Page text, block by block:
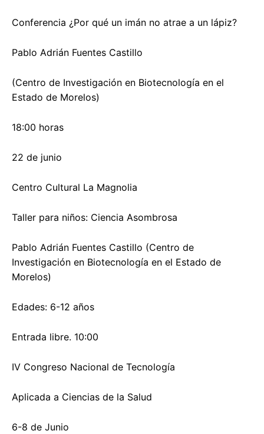
Conferencia ¿Por qué un imán no atrae a un lápiz?
Pablo Adrián Fuentes Castillo
(Centro de Investigación en Biotecnología en el
Estado de Morelos)
18:00 horas
22 de junio
Centro Cultural La Magnolia
Taller para niños: Ciencia Asombrosa
Pablo Adrián Fuentes Castillo (Centro de
Investigación en Biotecnología en el Estado de
Morelos)
Edades: 6-12 años
Entrada libre. 10:00
IV Congreso Nacional de Tecnología
Aplicada a Ciencias de la Salud
6-8 de Junio